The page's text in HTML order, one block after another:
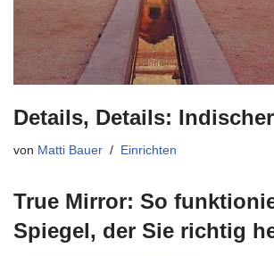
Details, Details:
von Matti Bauer Einrichten
True Mirror: So
Spiegel, der Sie richtig